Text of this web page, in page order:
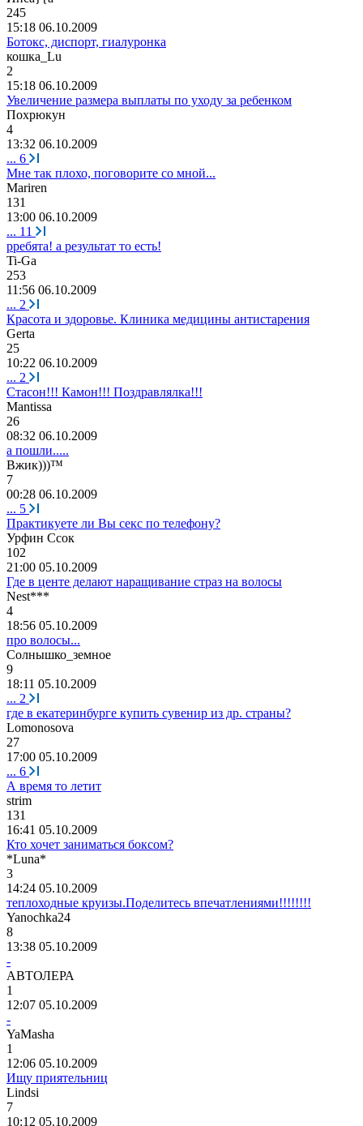
245
15:18 06.10.2009
Ботокс, диспорт, гиалуронка
кошка _Lu
2
15:18 06.10.2009
Увеличение размера выплаты по уходу за ребенком
Похрюкун
4
13:32 06.10.2009
... 6
Мне так плохо, поговорите со мной...
Mariren
131
13:00 06.10.2009
... 11
рребята! а результат то есть!
Ti-Ga
253
11:56 06.10.2009
... 2
Красота и здоровье. Клиника медицины антистарения
Gerta
25
10:22 06.10.2009
... 2
Стасон!!! Камон!!! Поздравлялка!!!
Mantissa
26
08:32 06.10.2009
а пошли.....
Вжик)))™
7
00:28 06.10.2009
... 5
Практикуете ли Вы секс по телефону?
Урфин Ссок
102
21:00 05.10.2009
Где в центе делают наращивание страз на волосы
Nest***
4
18:56 05.10.2009
про волосы...
Солнышко земное
9
18:11 05.10.2009
... 2
где в екатеринбурге купить сувенир из др. страны?
Lomonosova
27
17:00 05.10.2009
... 6
А время то летит
strim
131
16:41 05.10.2009
Кто хочет заниматься боксом?
*Luna*
3
14:24 05.10.2009
теплоходные круизы.Поделитесь впечатлениями!!!!!!!!
Yanochka24
8
13:38 05.10.2009
-
АВТОЛЕРА
1
12:07 05.10.2009
-
YaMasha
1
12:06 05.10.2009
Ищу приятельниц
Lindsi
7
10:12 05.10.2009